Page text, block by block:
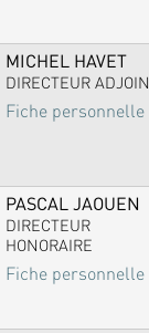
MICHEL HAVET
DIRECTEUR
Fiche personnelle
PASCAL JAOUEN
DIRECTEUR
HONORAIRE
Fiche personnelle